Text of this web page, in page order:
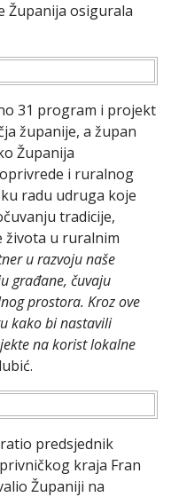
Županija osigurala
31 program i projekt
županije, a župan
Županija
i ruralnog
radu udruga koje
tradicije,
života u ruralnim
u razvoju naše
građane, čuvaju
prostora. Kroz ove
kako bi nastavili
na korist lokalne
predsjednik
kraja Fran
Županiji na